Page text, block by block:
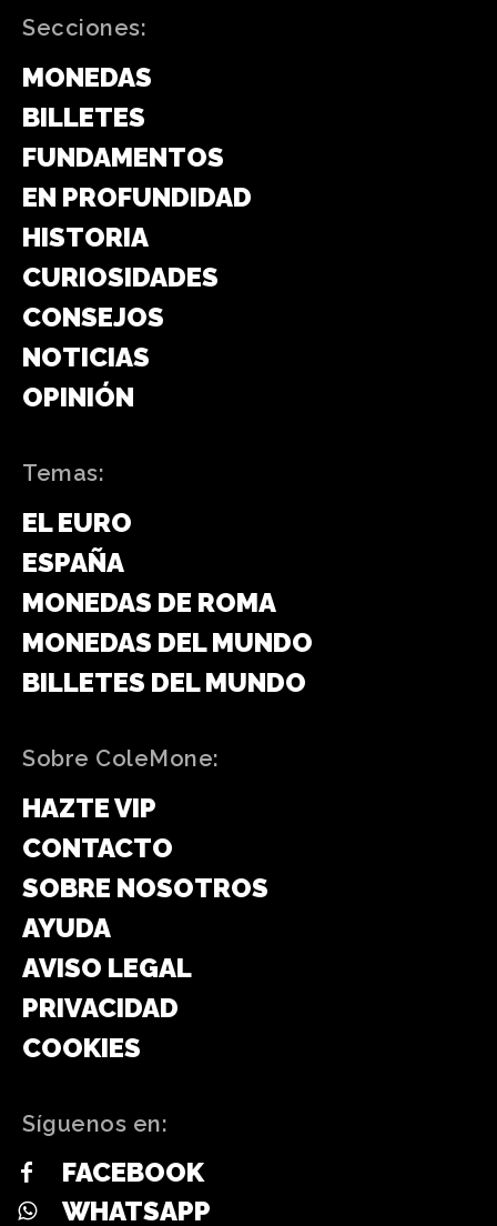
Secciones:
MONEDAS
BILLETES
FUNDAMENTOS
EN PROFUNDIDAD
HISTORIA
CURIOSIDADES
CONSEJOS
NOTICIAS
OPINIÓN
Temas:
EL EURO
ESPAÑA
MONEDAS DE ROMA
MONEDAS DEL MUNDO
BILLETES DEL MUNDO
Sobre ColeMone:
HAZTE VIP
CONTACTO
SOBRE NOSOTROS
AYUDA
AVISO LEGAL
PRIVACIDAD
COOKIES
Síguenos en:
FACEBOOK
WHATSAPP